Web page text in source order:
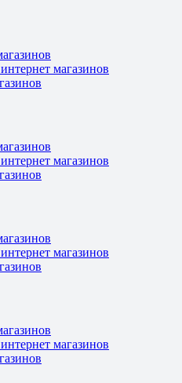
магазинов
магазинов
магазинов
магазинов